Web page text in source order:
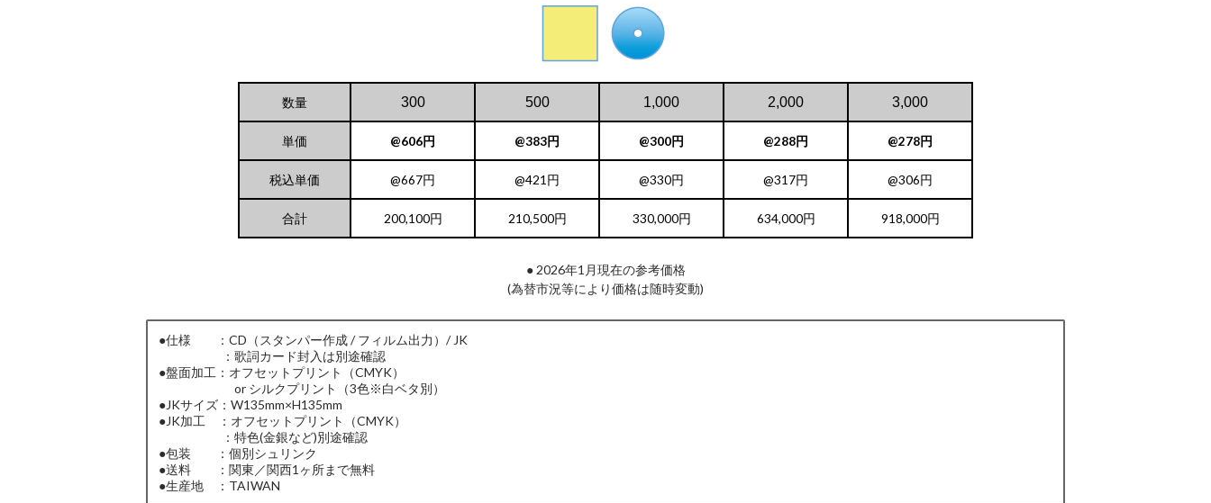
数量 300 500 1,000 2,000 3,000
単価 @606円 @383円 @300円 @288円 @278円
税込単価 @667円 @421円 @330円 @317円 @306円
合計 200,100円 210,500円 330,000円 634,000円 918,000円
● 2026年1月現在の参考価格
(為替市況等により価格は随時変動)
●仕様 ：CD（スタンパー作成 / フィルム出力）/ JK
：歌詞カード封入は別途確認
●盤面加工：オフセットプリント（CMYK）
or シルクプリント（3色※白ベタ別）
●JKサイズ：W135mm×H135mm
●JK加工 ：オフセットプリント（CMYK）
：特色(金銀など)別途確認
●包装 ：個別シュリンク
●送料 ：関東／関西1ヶ所まで無料
●生産地 ：TAIWAN